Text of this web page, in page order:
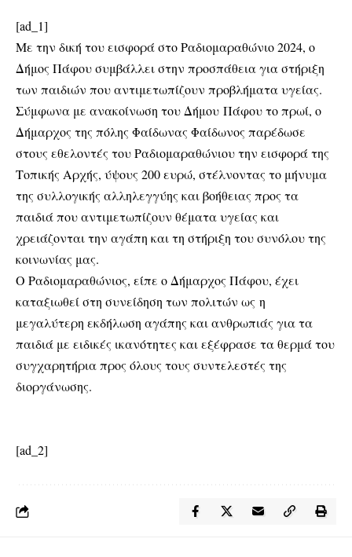
[ad_1]
Με την δική του εισφορά στο Ραδιομαραθώνιο 2024, ο
Δήμος Πάφου συμβάλλει στην προσπάθεια για στήριξη
των παιδιών που αντιμετωπίζουν προβλήματα υγείας.
Σύμφωνα με ανακοίνωση του Δήμου Πάφου το πρωί, ο
Δήμαρχος της πόλης Φαίδωνας Φαίδωνος παρέδωσε
στους εθελοντές του Ραδιομαραθώνιου την εισφορά της
Τοπικής Αρχής, ύψους 200 ευρώ, στέλνοντας το μήνυμα
της συλλογικής αλληλεγγύης και βοήθειας προς τα
παιδιά που αντιμετωπίζουν θέματα υγείας και
χρειάζονται την αγάπη και τη στήριξη του συνόλου της
κοινωνίας μας.
Ο Ραδιομαραθώνιος, είπε ο Δήμαρχος Πάφου, έχει
καταξιωθεί στη συνείδηση των πολιτών ως η
μεγαλύτερη εκδήλωση αγάπης και ανθρωπιάς για τα
παιδιά με ειδικές ικανότητες και εξέφρασε τα θερμά του
συγχαρητήρια προς όλους τους συντελεστές της
διοργάνωσης.
[ad_2]